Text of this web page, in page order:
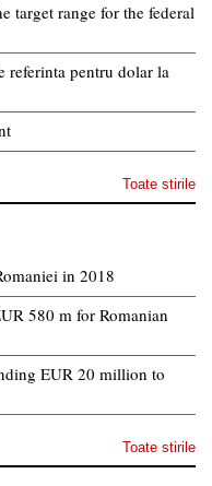
target range for the federal
referinta pentru dolar la
Toate stirile
in 2018
580 m for Romanian
EUR 20 million to
Toate stirile